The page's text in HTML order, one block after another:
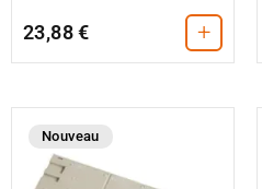
23,88 € +
Nouveau